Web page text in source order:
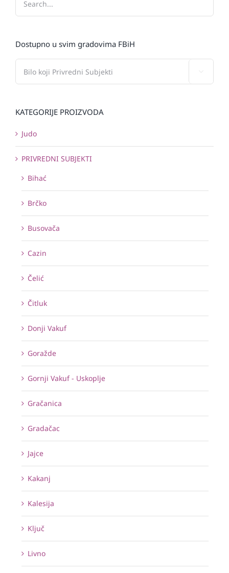
Dostupno u svim gradovima FBiH
KATEGORIJE PROIZVODA
Judo
PRIVREDNI SUBJEKTI
Bihać
Brčko
Busovača
Cazin
Čelić
Čitluk
Donji Vakuf
Goražde
Gornji Vakuf - Uskoplje
Gračanica
Gradačac
Jajce
Kakanj
Kalesija
Ključ
Livno